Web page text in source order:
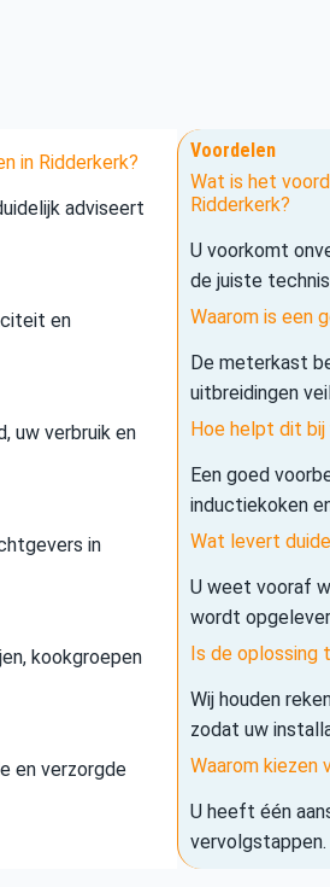
in Ridderkerk?
adviseert
en
uw verbruik en
in
kookgroepen
en verzorgde
Voordelen
Wat is het
Ridderkerk?
U voorkomt
de juiste
Waarom is een
De meterkast
uitbreidingen
Hoe helpt dit bij
Een goed
inductiekoken
Wat levert
U weet vooraf
wordt
Is de oplossing
Wij houden
zodat uw
Waarom kiezen
U heeft één
vervolgstappen.